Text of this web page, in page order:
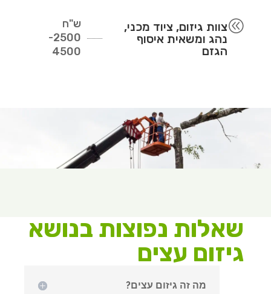
@צוות גיזום, ציוד מכני,
נהג ומשאית איסוף
הגזם
ש"ח
2500-
4500
שאלות נפוצות בנושא
גיזום עצים
מה זה גיזום עצים?